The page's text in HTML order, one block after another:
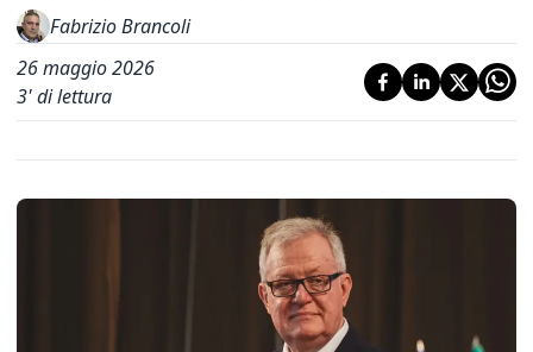
Fabrizio Brancoli
26 maggio 2026
3' di lettura